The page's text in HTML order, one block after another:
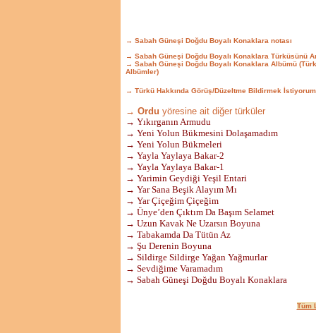
→ Sabah Güneşi Doğdu Boyalı Konaklara notası
→ Sabah Güneşi Doğdu Boyalı Konaklara Türküsünü
→ Sabah Güneşi Doğdu Boyalı Konaklara Albümü
Albümler)
→ Türkü Hakkında Görüş/Düzeltme Bildirmek İstiyorum
→ Ordu yöresine ait diğer türküler
→ Yıkırganın Armudu
→ Yeni Yolun Bükmesini Dolaşamadım
→ Yeni Yolun Bükmeleri
→ Yayla Yaylaya Bakar-2
→ Yayla Yaylaya Bakar-1
→ Yarimin Geydiği Yeşil Entari
→ Yar Sana Beşik Alayım Mı
→ Yar Çiçeğim Çiçeğim
→ Ünye’den Çıktım Da Başım Selamet
→ Uzun Kavak Ne Uzarsın Boyuna
→ Tabakamda Da Tütün Az
→ Şu Derenin Boyuna
→ Sildirge Sildirge Yağan Yağmurlar
→ Sevdiğime Varamadım
→ Sabah Güneşi Doğdu Boyalı Konaklara
Tüm